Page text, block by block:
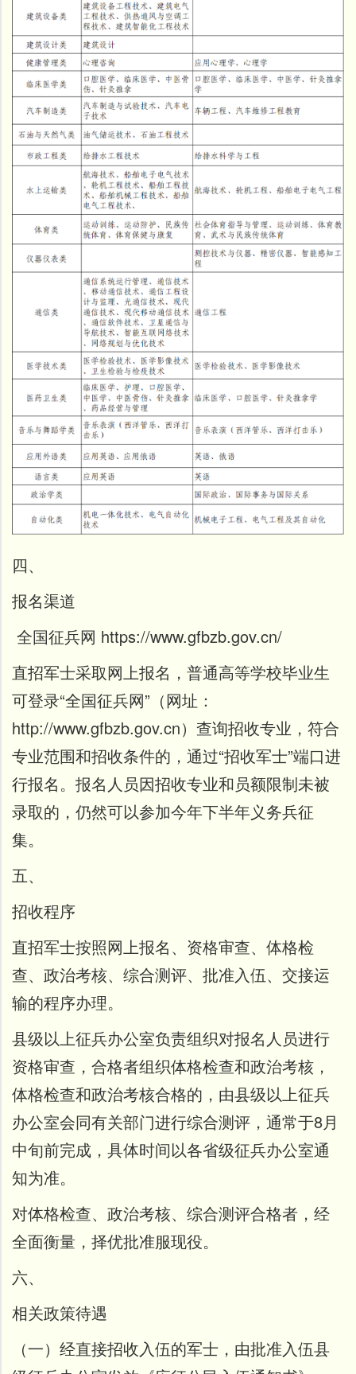
四、
报名渠道
全国征兵网 https://www.gfbzb.gov.cn/
直招军士采取网上报名，普通高等学校毕业生
可登录“全国征兵网”（网址：
http://www.gfbzb.gov.cn）查询招收专业， 符合
专业范围和招收条件的，通过“招收军士”端口进
行报名。 报名人员因招收专业和员额限制未被
录取的，仍然可以参加今年下半年义务兵征
集。
五、
招收程序
直招军士按照网上报名、资格审查、体格检
查、政治考核、综合测评、批准入伍、交接运
输的程序办理。
县级以上征兵办公室负责组织对报名人员进行
资格审查，合格者组织体格检查和政治考核，
体格检查和政治考核合格的，由县级以上征兵
办公室会同有关部门进行综合测评，通常于8月
中旬前完成，具体时间以各省级征兵办公室通
知为准。
对体格检查、政治考核、综合测评合格者，经
全面衡量，择优批准服现役。
六、
相关政策待遇
（一）经直接招收入伍的军士，由批准入伍县